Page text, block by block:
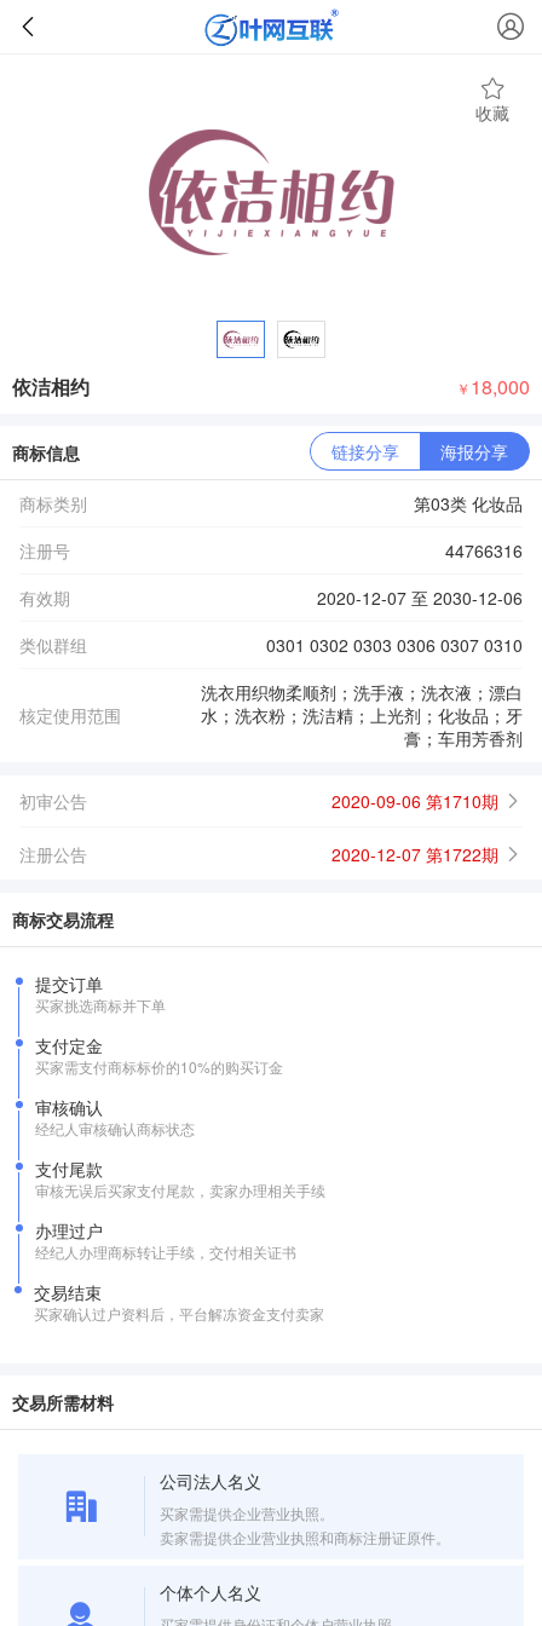
收藏
依洁相约 ￥ 18,000
商标信息 链接分享 海报分享
商标类别
第03类 化妆品
注册号
44766316
有效期
2020-12-07 至 2030-12-06
类似群组
0301 0302 0303 0306 0307 0310
核定使用范围
洗衣用织物柔顺剂；洗手液；洗衣液；漂白
水；洗衣粉；洗洁精；上光剂；化妆品；牙
膏；车用芳香剂
初审公告 2020-09-06 第1710期
注册公告 2020-12-07 第1722期
商标交易流程
提交订单
买家挑选商标并下单
支付定金
买家需支付商标标价的10%的购买订金
审核确认
经纪人审核确认商标状态
支付尾款
审核无误后买家支付尾款，卖家办理相关手续
办理过户
经纪人办理商标转让手续，交付相关证书
交易结束
买家确认过户资料后，平台解冻资金支付卖家
交易所需材料
公司法人名义
买家需提供企业营业执照。
卖家需提供企业营业执照和商标注册证原件。
个体个人名义